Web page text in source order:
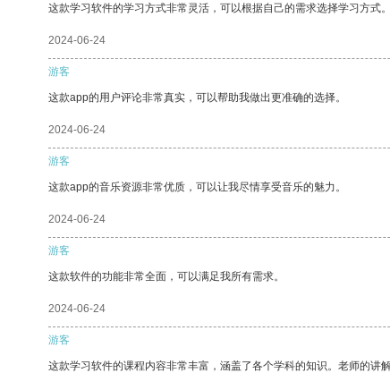
这款学习软件的学习方式非常灵活，可以根据自己的需求选择学习方式
2024-06-24
游客
这款app的用户评论非常真实，可以帮助我做出更准确的选择。
2024-06-24
游客
这款app的音乐资源非常优质，可以让我尽情享受音乐的魅力。
2024-06-24
游客
这款软件的功能非常全面，可以满足我所有需求。
2024-06-24
游客
这款学习软件的课程内容非常丰富，涵盖了各个学科的知识。老师的讲